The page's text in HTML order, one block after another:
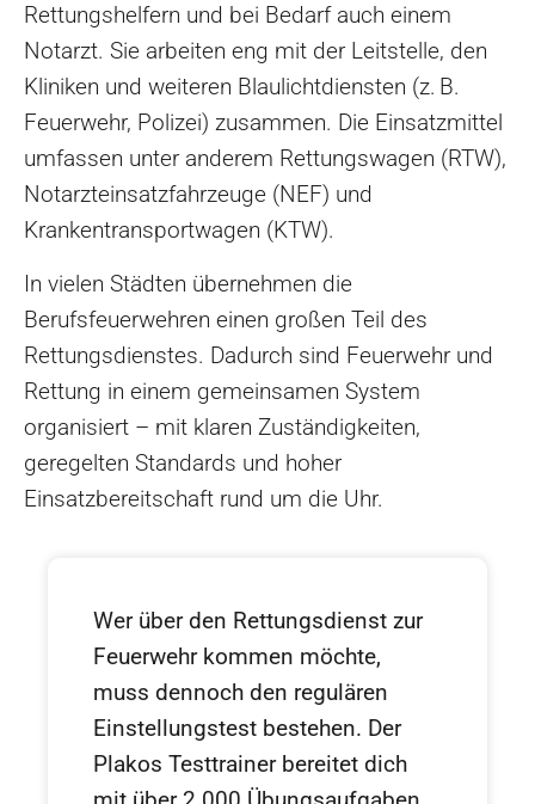
Rettungshelfern und bei Bedarf auch einem
Notarzt. Sie arbeiten eng mit der Leitstelle, den
Kliniken und weiteren Blaulichtdiensten (z. B.
Feuerwehr, Polizei) zusammen. Die Einsatzmittel
umfassen unter anderem Rettungswagen (RTW),
Notarzteinsatzfahrzeuge (NEF) und
Krankentransportwagen (KTW).
In vielen Städten übernehmen die
Berufsfeuerwehren einen großen Teil des
Rettungsdienstes. Dadurch sind Feuerwehr und
Rettung in einem gemeinsamen System
organisiert – mit klaren Zuständigkeiten,
geregelten Standards und hoher
Einsatzbereitschaft rund um die Uhr.
Wer über den Rettungsdienst zur
Feuerwehr kommen möchte,
muss dennoch den regulären
Einstellungstest bestehen. Der
Plakos Testtrainer bereitet dich